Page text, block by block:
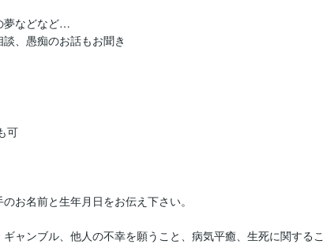
夢などなど…
、愚痴のお話もお聞き
可
お名前と生年月日をお伝え下さい。
ャンブル、他人の不幸を願うこと、病気平癒、生死に関するこ